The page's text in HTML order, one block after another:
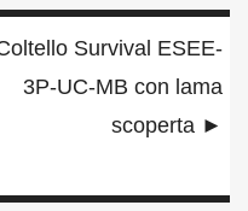
Survival ESEE-
3P-UC-MB con lama
scoperta ►